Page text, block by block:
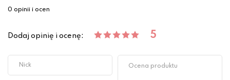
0 opinii i ocen
Dodaj opinię i ocenę: 5